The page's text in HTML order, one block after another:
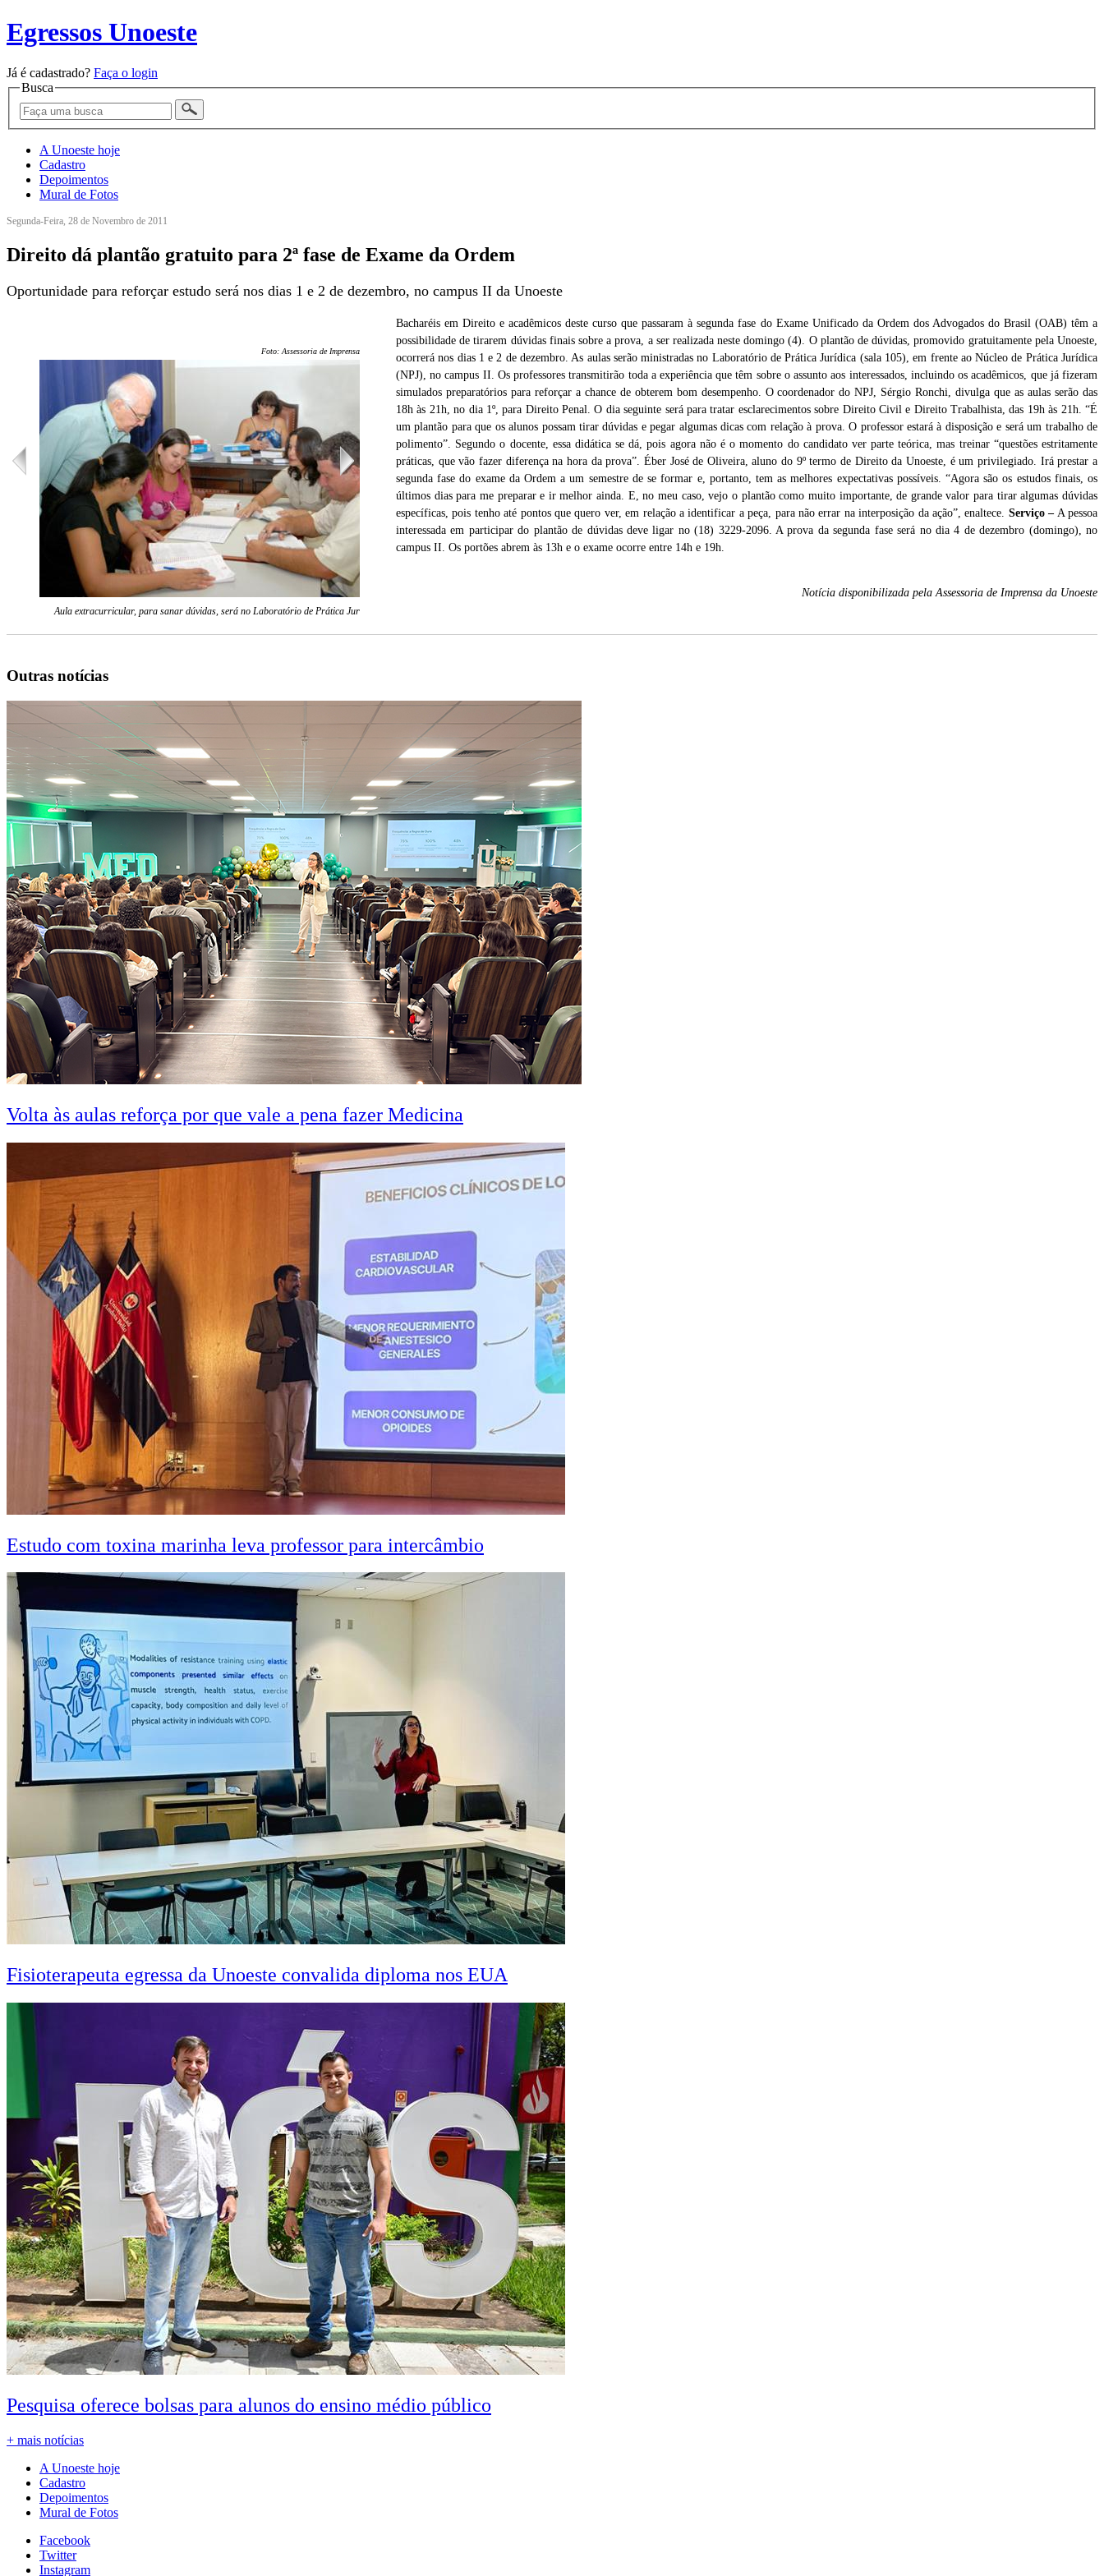
Egressos Unoeste
Já é cadastrado? Faça o login
Busca
A Unoeste hoje
Cadastro
Depoimentos
Mural de Fotos
Segunda-Feira, 28 de Novembro de 2011
Direito dá plantão gratuito para 2ª fase de Exame da Ordem
Oportunidade para reforçar estudo será nos dias 1 e 2 de dezembro, no campus II da Unoeste
Foto: Assessoria de Imprensa/Unoeste
Aula extracurricular, para sanar dúvidas, será no Laboratório de Prática Jurídica
Foto: Assessoria de Imprensa/Unoeste
Bacharéis em Direito e acadêmicos deste curso que passaram à segunda fase do Exame Unificado da Ordem dos Advogados do Brasil (OAB) têm a
possibilidade de tirarem dúvidas finais sobre a prova, a ser realizada neste domingo (4). O plantão de dúvidas, promovido gratuitamente pela Unoeste,
ocorrerá nos dias 1 e 2 de dezembro. As aulas serão ministradas no Laboratório de Prática Jurídica (sala 105), em frente ao Núcleo de Prática Jurídica
(NPJ), no campus II. Os professores transmitirão toda a experiência que têm sobre o assunto aos interessados, incluindo os acadêmicos, que já fizeram
simulados preparatórios para reforçar a chance de obterem bom desempenho. O coordenador do NPJ, Sérgio Ronchi, divulga que as aulas serão das
18h às 21h, no dia 1º, para Direito Penal. O dia seguinte será para tratar esclarecimentos sobre Direito Civil e Direito Trabalhista, das 19h às 21h. “É
um plantão para que os alunos possam tirar dúvidas e pegar algumas dicas com relação à prova. O professor estará à disposição e será um trabalho de
polimento”. Segundo o docente, essa didática se dá, pois agora não é o momento do candidato ver parte teórica, mas treinar “questões estritamente
práticas, que vão fazer diferença na hora da prova”. Éber José de Oliveira, aluno do 9º termo de Direito da Unoeste, é um privilegiado. Irá prestar a
segunda fase do exame da Ordem a um semestre de se formar e, portanto, tem as melhores expectativas possíveis. “Agora são os estudos finais, os
últimos dias para me preparar e ir melhor ainda. E, no meu caso, vejo o plantão como muito importante, de grande valor para tirar algumas dúvidas
específicas, pois tenho até pontos que quero ver, em relação a identificar a peça, para não errar na interposição da ação”, enaltece. Serviço – A pessoa
interessada em participar do plantão de dúvidas deve ligar no (18) 3229-2096. A prova da segunda fase será no dia 4 de dezembro (domingo), no
campus II. Os portões abrem às 13h e o exame ocorre entre 14h e 19h.
Notícia disponibilizada pela Assessoria de Imprensa da Unoeste
Outras notícias
Volta às aulas reforça por que vale a pena fazer Medicina
Estudo com toxina marinha leva professor para intercâmbio
Fisioterapeuta egressa da Unoeste convalida diploma nos EUA
Pesquisa oferece bolsas para alunos do ensino médio público
+ mais notícias
A Unoeste hoje
Cadastro
Depoimentos
Mural de Fotos
Facebook
Twitter
Instagram